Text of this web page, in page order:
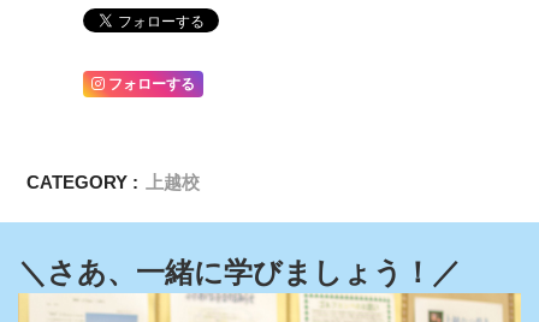
フォローする
CATEGORY : 上越校
＼さあ、一緒に学びましょう！／